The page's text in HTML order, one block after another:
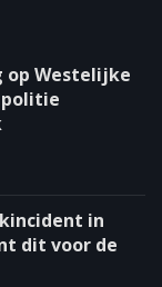
op Westelijke
politie
in
dit voor de